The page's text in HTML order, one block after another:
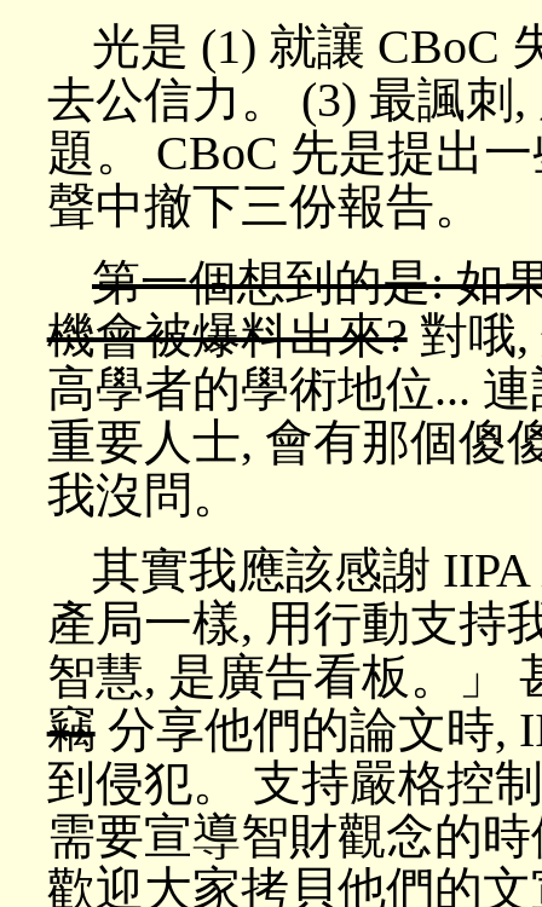
光是 (1) 就讓 CBoC
去公信力。 (3) 最諷刺
題。 CBoC 先是提出
聲中撤下三份報告。
第一個想到的是: 如
機會被爆料出來?對哦,
高學者的學術地位...
重要人士, 會有那個傻
我沒問。
其實我應該感謝
產局一樣, 用行動支持
智慧, 是廣告看板。」
竊分享他們的論文時,
到侵犯。 支持嚴格控
需要宣導智財觀念的
歡迎大家拷貝他們的